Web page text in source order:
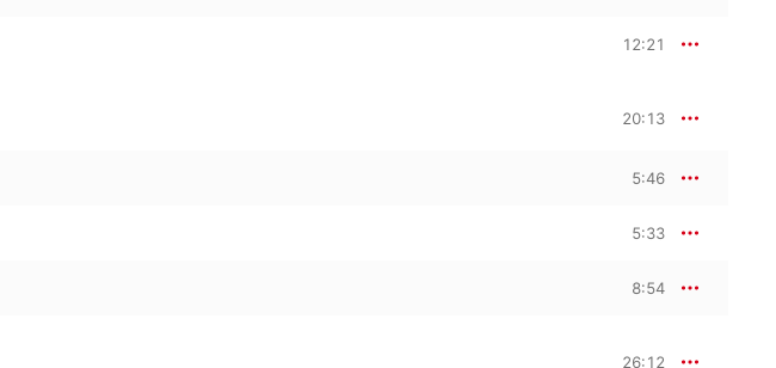
12:21
20:13
5:46
5:33
8:54
26:12